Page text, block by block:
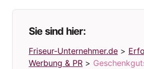
Sie sind hier:
Friseur-Unternehmer.de >
Werbung & PR >